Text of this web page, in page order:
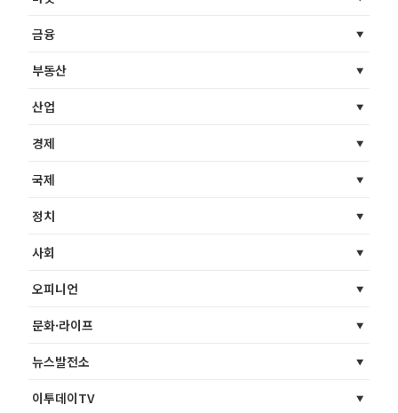
금융
부동산
산업
경제
국제
정치
사회
오피니언
문화·라이프
뉴스발전소
이투데이TV